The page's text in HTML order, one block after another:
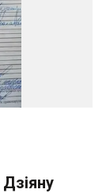
Дзіяну